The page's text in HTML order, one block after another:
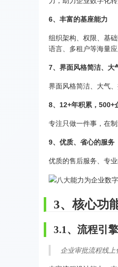
6、丰富的基座能力
组织架构、权限、基
语言、多租户等海量应
7、界面风格简洁、大
界面风格简洁、大气
8、12+年积累，500+
专注只做一件事，在
9、优质、省心的服务
优质的售后服务、专
3、核心功
3.1、流程引擎
企业审批流程线